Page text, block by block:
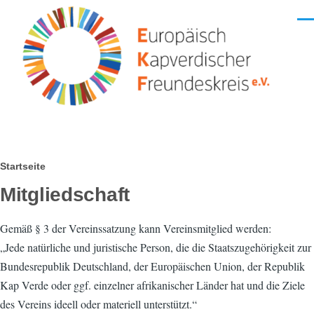
Direkt zum Inhalt
Pfadnavigation
Startseite
Mitgliedschaft
Gemäß § 3 der Vereinssatzung kann Vereinsmitglied werden:
„Jede natürliche und juristische Person, die die Staatszugehörigkeit zur
Bundesrepublik Deutschland, der Europäischen Union, der Republik
Kap Verde oder ggf. einzelner afrikanischer Länder hat und die Ziele
des Vereins ideell oder materiell unterstützt.“